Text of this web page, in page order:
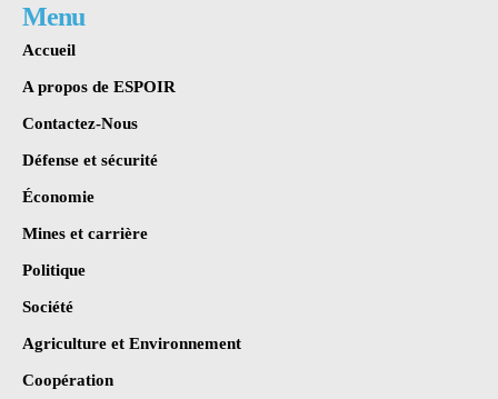
Menu
Accueil
A propos de ESPOIR
Contactez-Nous
Défense et sécurité
Économie
Mines et carrière
Politique
Société
Agriculture et Environnement
Coopération